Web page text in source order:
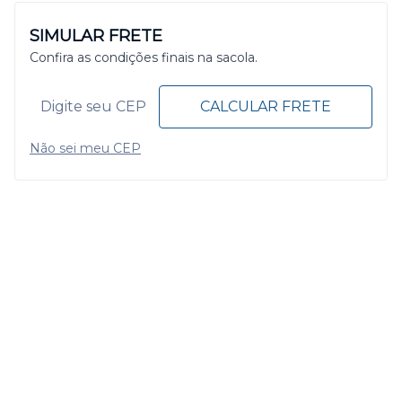
SIMULAR FRETE
Confira as condições finais na sacola.
CALCULAR FRETE
Não sei meu CEP